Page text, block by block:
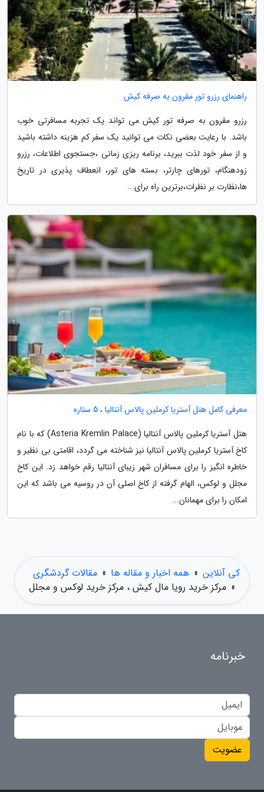
راهنمای رزرو تور مقرون به صرفه کیش
رزرو مقرون به صرفه تور کیش می تواند یک تجربه مسافرتی خوب
باشد. با رعایت بعضی نکات می توانید یک سفر کم هزینه داشته باشید
و از سفر خود لذت ببرید، برنامه ریزی زمانی ،جستجوی اطلاعات، رزرو
زودهنگام، تورهای چارتر، بسته های تور، انعطاف پذیری در تاریخ
ها،نظارت بر نظرات،برترین راه برای...
معرفی کامل هتل آستریا کرملین پالاس آنتالیا ، 5 ستاره
هتل آستریا کرملین پالاس آنتالیا (Asteria Kremlin Palace) که با نام
کاخ آستریا کرملین پالاس آنتالیا نیز شناخته می گردد، اقامتی بی نظیر و
خاطره انگیز را برای مسافران شهر زیبای آنتالیا رقم خواهد زد. این کاخ
مجلل و لوکس، الهام گرفته از کاخ اصلی آن در روسیه می باشد که این
امکان را برای مهمانان...
کی آنلاین » همه اخبار و مقاله ها » مقالات گردشگری
» مرکز خرید رویا مال کیش ، مرکز خرید لوکس و مجلل
خبرنامه
عضویت